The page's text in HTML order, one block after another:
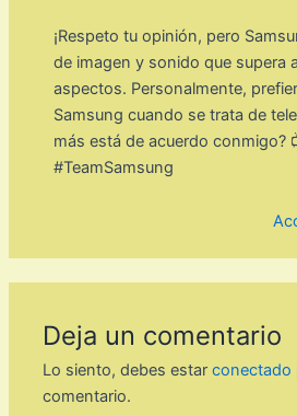
¡Respeto tu opinión, pero
de imagen y sonido que supera
aspectos. Personalmente,
Samsung cuando se trata de
más está de acuerdo conmigo?
#TeamSamsung
Deja un comentario
Lo siento, debes estarconectado
comentario.